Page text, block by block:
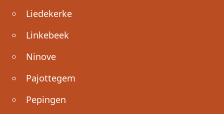
Liedekerke
Linkebeek
Ninove
Pajottegem
Pepingen